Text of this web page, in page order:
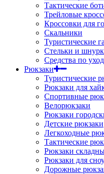
Тактические
Трейловые
Кроссовки для
Скальники
Туристические
Стельки и
Средства по
Рюкзаки
Туристические
Рюкзаки для
Спортивные
Велорюкзаки
Рюкзаки
Детские рюкзаки
Легкоходные
Тактические
Рюкзаки
Рюкзаки для
Дорожные